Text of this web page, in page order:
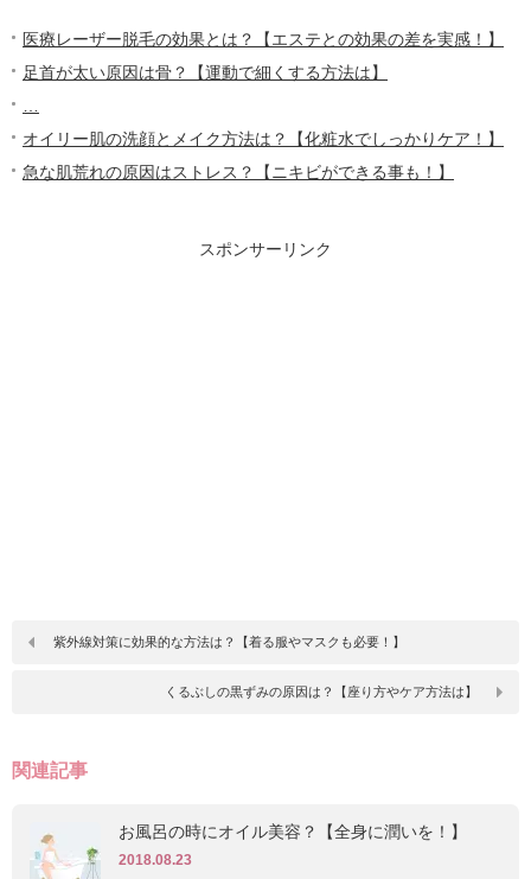
医療レーザー脱毛の効果とは？【エステとの効果の差を実感！】
足首が太い原因は骨？【運動で細くする方法は】
オイリー肌の洗顔とメイク方法は？【化粧水でしっかりケア！】
急な肌荒れの原因はストレス？【ニキビができる事も！】
スポンサーリンク
紫外線対策に効果的な方法は？【着る服やマスクも必要！】
くるぶしの黒ずみの原因は？【座り方やケア方法は】
関連記事
お風呂の時にオイル美容？【全身に潤いを！】
2018.08.23